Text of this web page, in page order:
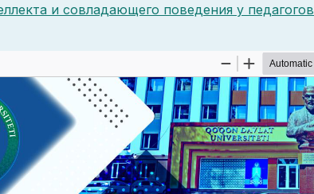
и совладающего поведения у педагогов